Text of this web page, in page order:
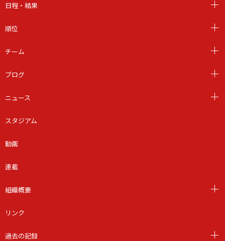
日程・結果
順位
チーム
ブログ
ニュース
スタジアム
動画
連載
組織概要
リンク
過去の記録